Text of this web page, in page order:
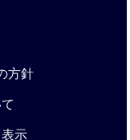
方針
示